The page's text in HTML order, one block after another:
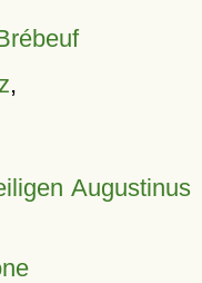
,
Augustinus